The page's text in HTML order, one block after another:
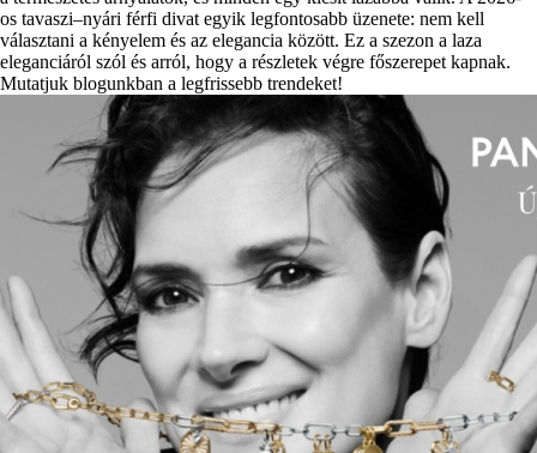
os tavaszi–nyári férfi divat egyik legfontosabb üzenete: nem kell
választani a kényelem és az elegancia között. Ez a szezon a laza
eleganciáról szól és arról, hogy a részletek végre főszerepet kapnak.
Mutatjuk blogunkban a legfrissebb trendeket!